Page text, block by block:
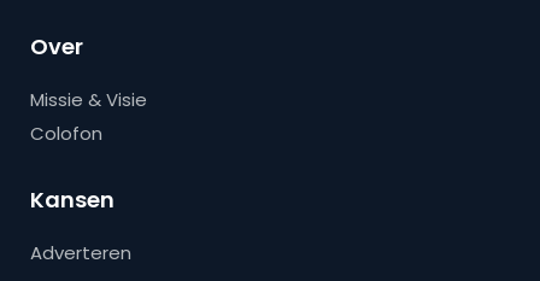
Over
Missie & Visie
Colofon
Kansen
Adverteren